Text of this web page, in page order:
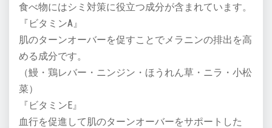
食べ物にはシミ対策に役立つ成分が含まれています。
『ビタミンA』
肌のターンオーバーを促すことでメラニンの排出を高
める成分です。
（鰻・鶏レバー・ニンジン・ほうれん草・ニラ・小松
菜）
『ビタミンE』
血行を促進して肌のターンオーバーをサポートした